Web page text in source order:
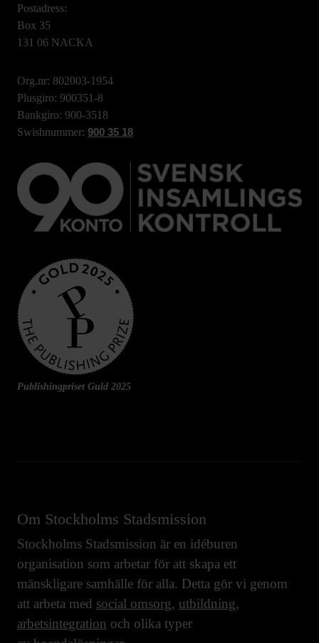
Postadress:
Box 35
131 06 NACKA
Org.nr: 802003-1954
Plusgiro: 900351-8
Bankgiro: 900-3518
Swishnummer: 900 35 18
Publishingpriset Guld 2025
Om Stockholms Stadsmission
Stockholms Stadsmission är en idéburen
organisation som arbetar för att skapa ett
mänskligare samhälle för alla. Detta gör vi genom
att arbeta med social omsorg, utbildning,
arbetsintegration och olika typer